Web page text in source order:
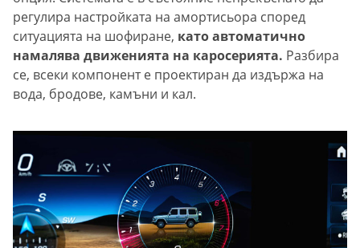
регулира настройката на амортисьора според
ситуацията на шофиране, като автоматично
намалява движенията на каросерията. Разбира
се, всеки компонент е проектиран да издържа на
вода, бродове, камъни и кал.